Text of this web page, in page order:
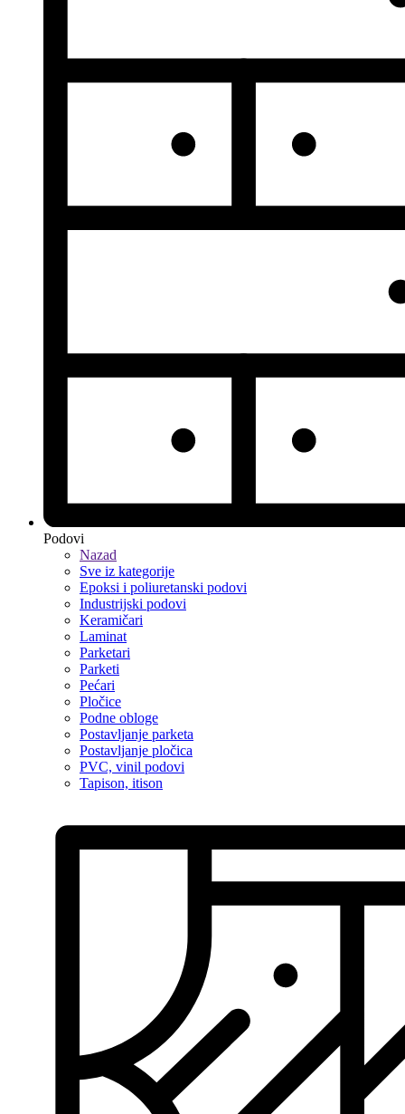
Podovi
Nazad
Sve iz kategorije
Epoksi i poliuretanski podovi
Industrijski podovi
Keramičari
Laminat
Parketari
Parketi
Pećari
Pločice
Podne obloge
Postavljanje parketa
Postavljanje pločica
PVC, vinil podovi
Tapison, itison